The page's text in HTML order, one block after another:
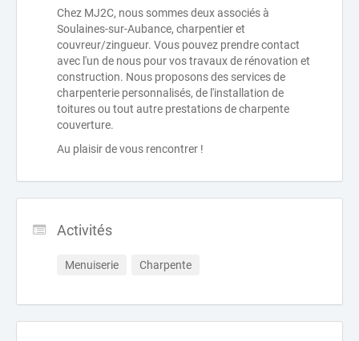
Chez MJ2C, nous sommes deux associés à
Soulaines-sur-Aubance, charpentier et
couvreur/zingueur. Vous pouvez prendre contact
avec l'un de nous pour vos travaux de rénovation et
construction. Nous proposons des services de
charpenterie personnalisés, de l'installation de
toitures ou tout autre prestations de charpente
couverture.
Au plaisir de vous rencontrer !
Activités
Menuiserie Charpente